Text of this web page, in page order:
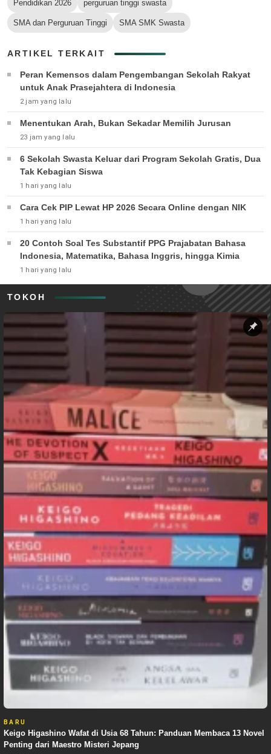
Pendidikan 2026 perguruan tinggi swasta
SMA dan Perguruan Tinggi SMA SMK Swasta
ARTIKEL TERKAIT
Peran Kemensos dalam Pengembangan Sekolah Rakyat
untuk Anak Prasejahtera di Indonesia
2 jam yang lalu
Menentukan Arah, Bukan Sekadar Memilih Jurusan
23 jam yang lalu
6 Sekolah Swasta Keluar dari Program Sekolah Gratis, Dua
Tak Kebagian Siswa
1 hari yang lalu
Cara Cek PIP Lewat HP 2026 Secara Online dengan NIK
1 hari yang lalu
20 Contoh Soal Tes Substantif PPG Prajabatan Bahasa
Indonesia, Matematika, Bahasa Inggris, hingga Kimia
1 hari yang lalu
TOKOH
BARU
Keigo Higashino Wafat di Usia 68 Tahun: Panduan Membaca 13 Novel
Penting dari Maestro Misteri Jepang